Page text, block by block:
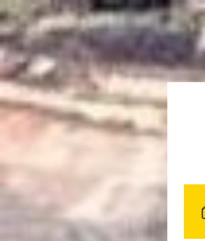
Skip
to